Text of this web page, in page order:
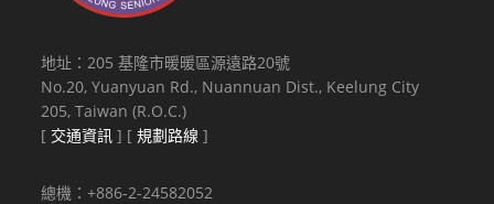
地址：205 基隆市暖暖區源遠路20號
No.20, Yuanyuan Rd., Nuannuan Dist., Keelung City
205, Taiwan (R.O.C.)
[ 交通資訊 ] [規劃路線 ]
總機：+886-2-24582052